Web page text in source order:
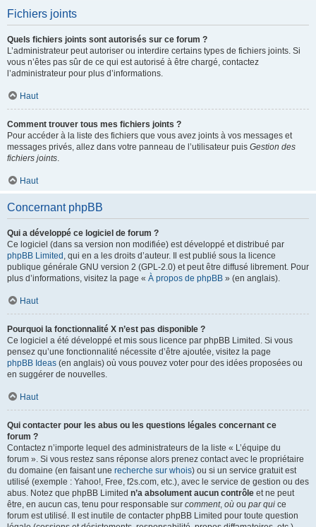
Fichiers joints
Quels fichiers joints sont autorisés sur ce forum ?
L’administrateur peut autoriser ou interdire certains types de fichiers joints. Si
vous n’êtes pas sûr de ce qui est autorisé à être chargé, contactez
l’administrateur pour plus d’informations.
Haut
Comment trouver tous mes fichiers joints ?
Pour accéder à la liste des fichiers que vous avez joints à vos messages et
messages privés, allez dans votre panneau de l’utilisateur puis Gestion des
fichiers joints.
Haut
Concernant phpBB
Qui a développé ce logiciel de forum ?
Ce logiciel (dans sa version non modifiée) est développé et distribué par
phpBB Limited , qui en a les droits d’auteur. Il est publié sous la licence
publique générale GNU version 2 (GPL-2.0) et peut être diffusé librement. Pour
plus d’informations, visitez la page « À propos de phpBB » (en anglais).
Haut
Pourquoi la fonctionnalité X n’est pas disponible ?
Ce logiciel a été développé et mis sous licence par phpBB Limited. Si vous
pensez qu’une fonctionnalité nécessite d’être ajoutée, visitez la page
phpBB Ideas (en anglais) où vous pouvez voter pour des idées proposées ou
en suggérer de nouvelles.
Haut
Qui contacter pour les abus ou les questions légales concernant ce
forum ?
Contactez n’importe lequel des administrateurs de la liste « L’équipe du
forum ». Si vous restez sans réponse alors prenez contact avec le propriétaire
du domaine (en faisant une recherche sur whois) ou si un service gratuit est
utilisé (exemple : Yahoo!, Free, f2s.com, etc.), avec le service de gestion ou des
abus. Notez que phpBB Limited n’a absolument aucun contrôle et ne peut
être, en aucun cas, tenu pour responsable sur comment, où ou par qui ce
forum est utilisé. Il est inutile de contacter phpBB Limited pour toute question